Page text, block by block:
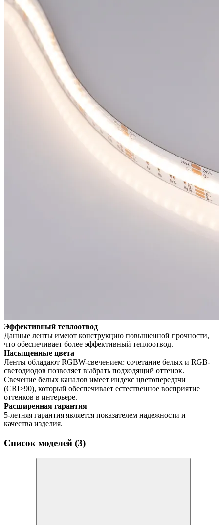
Эффективный теплоотвод
Данные ленты имеют конструкцию повышенной прочности,
что обеспечивает более эффективный теплоотвод.
Насыщенные цвета
Ленты обладают RGBW-свечением: сочетание белых и RGB-
светодиодов позволяет выбрать подходящий оттенок.
Свечение белых каналов имеет индекс цветопередачи
(CRI>90), который обеспечивает естественное восприятие
оттенков в интерьере.
Расширенная гарантия
5-летняя гарантия является показателем надежности и
качества изделия.
Список моделей (3)